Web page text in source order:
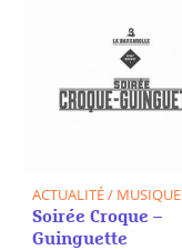
ACTUALITÉ / MUSIQUE
Soirée Croque –
Guinguette